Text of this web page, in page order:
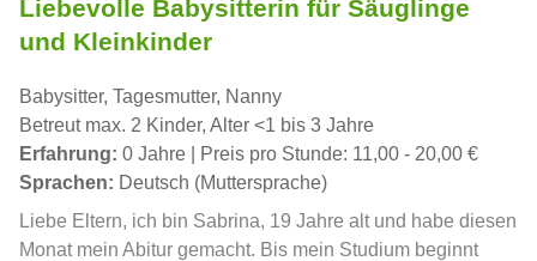
Liebevolle Babysitterin für Säuglinge
und Kleinkinder
Babysitter, Tagesmutter, Nanny
Betreut max. 2 Kinder, Alter <1 bis 3 Jahre
Erfahrung: 0 Jahre | Preis pro Stunde: 11,00 - 20,00 €
Sprachen: Deutsch (Muttersprache)
Liebe Eltern, ich bin Sabrina, 19 Jahre alt und habe diesen
Monat mein Abitur gemacht. Bis mein Studium beginnt